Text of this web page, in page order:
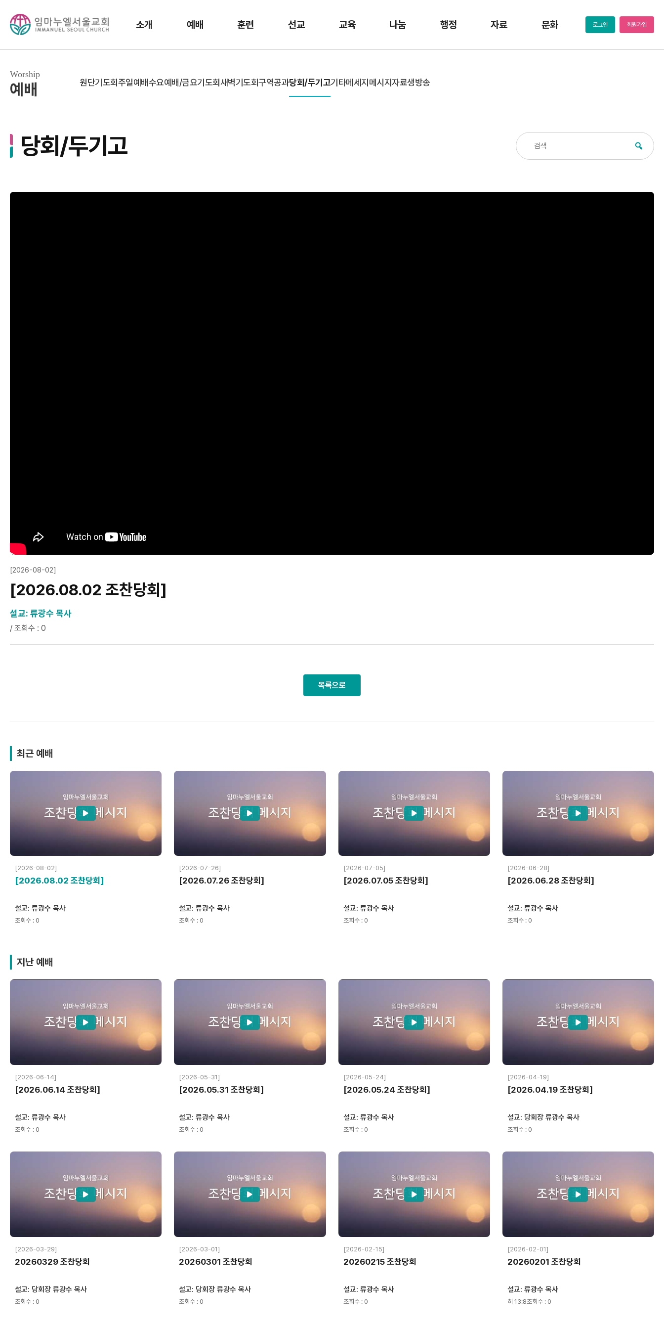
소개 예배 훈련 선교 교육 나눔 행정 자료 문화 로그인 회원가입
Worship
예배 원단기도회 주일예배수요예배/금요기도회 새벽기도회구역공과당회/두기고기타메세지 메시지자료생방송
당회/두기고
[2026-08-02]
[2026.08.02 조찬당회]
설교: 류광수 목사
/ 조회수 : 0
목록으로
최근 예배
[2026-08-02]
[2026.08.02 조찬당회]
설교: 류광수 목사
조회수 : 0
[2026-07-26]
[2026.07.26 조찬당회]
설교: 류광수 목사
조회수 : 0
[2026-07-05]
[2026.07.05 조찬당회]
설교: 류광수 목사
조회수 : 0
[2026-06-28]
[2026.06.28 조찬당회]
설교: 류광수 목사
조회수 : 0
지난 예배
[2026-06-14]
[2026.06.14 조찬당회]
설교: 류광수 목사
조회수 : 0
[2026-05-31]
[2026.05.31 조찬당회]
설교: 류광수 목사
조회수 : 0
[2026-05-24]
[2026.05.24 조찬당회]
설교: 류광수 목사
조회수 : 0
[2026-04-19]
[2026.04.19 조찬당회]
설교: 당회장 류광수 목사
조회수 : 0
[2026-03-29]
20260329 조찬당회
설교: 당회장 류광수 목사
조회수 : 0
[2026-03-01]
20260301 조찬당회
설교: 당회장 류광수 목사
조회수 : 0
[2026-02-15]
20260215 조찬당회
설교: 류광수 목사
조회수 : 0
[2026-02-01]
20260201 조찬당회
설교: 류광수 목사
히 13:8조회수 : 0